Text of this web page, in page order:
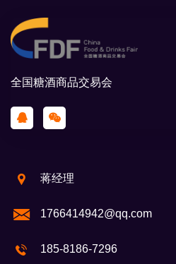
全国糖酒商品交易会
蒋经理
1766414942@qq.com
185-8186-7296